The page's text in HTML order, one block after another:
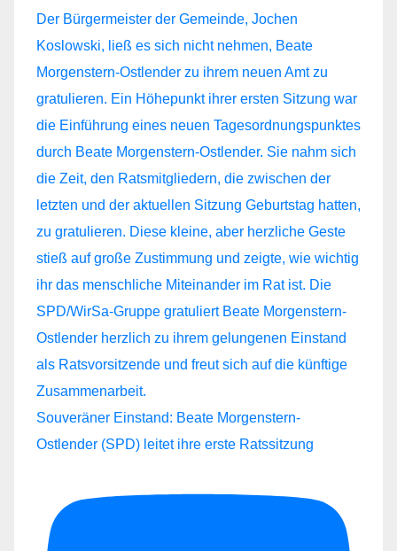
Souveräner Einstand: Beate Morgenstern-
Ostlender (SPD) leitet ihre erste Ratssitzung